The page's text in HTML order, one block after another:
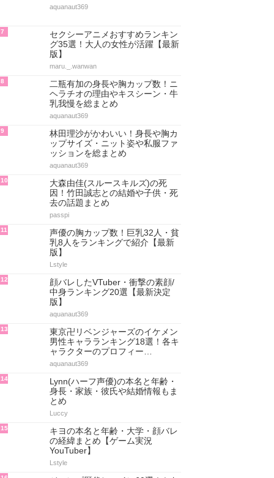
aquanaut369
7
セクシーアニメおすすめランキン
グ35選！大人の女性が活躍【最新
版】
maru._.wanwan
8
二瓶有加の身長や胸カップ数！ニ
ヘラチオの理由やキスシーン・牛
乳我慢を総まとめ
aquanaut369
9
林田理沙がかわいい！身長や胸カ
ップサイズ・ニット姿や私服ファ
ッションを総まとめ
aquanaut369
10
大森由佳(スルースキルズ)の死
因！竹田誠志との結婚や子供・死
去の話題まとめ
passpi
11
声優の胸カップ数！巨乳32人・貧
乳8人をランキングで紹介【最新
版】
Lstyle
12
顔バレしたVTuber・衝撃の素顔/
中身ランキング20選【最新決定
版】
aquanaut369
13
東京卍リベンジャーズのイケメン
男性キャラランキング18選！各キ
ャラクターのプロフィー…
aquanaut369
14
Lynn(ハーフ声優)の本名と年齢・
身長・家族・彼氏や結婚情報もま
とめ
Luccy
15
キヨの本名と年齢・大学・顔バレ
の経緯まとめ【ゲーム実況
YouTuber】
Lstyle